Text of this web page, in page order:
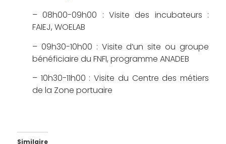
– 08h00-09h00 : Visite des incubateurs :
FAIEJ, WOELAB
– 09h30-10h00 : Visite d’un site ou groupe
bénéficiaire du FNFI, programme ANADEB
– 10h30-11h00 : Visite du Centre des métiers
de la Zone portuaire
Similaire